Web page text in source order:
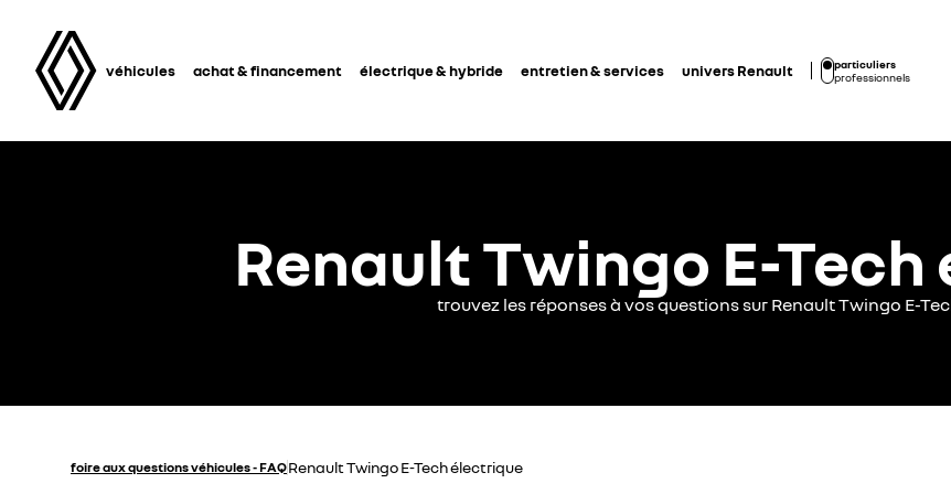
véhicules achat & financement électrique & hybride entretien & services univers Renault
particuliers
professionnels
Renault Twingo E-
trouvez les réponses à vos questions sur Renault Twingo E-
foire aux questions véhicules - FAQRenault Twingo E-Tech électrique